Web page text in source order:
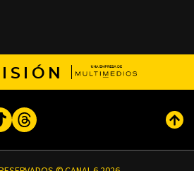
TikTokThreads